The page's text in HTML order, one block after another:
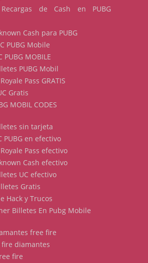
Recargas de Cash en PUBG
Cash para PUBG
PUBG Mobile
PUBG MOBILE
PUBG Mobil
Pass GRATIS
Gratis
MOBIL CODES
sin tarjeta
PUBG en efectivo
Pass efectivo
Cash efectivo
UC efectivo
Gratis
Hack y Trucos
Billetes En Pubg Mobile
free fire
diamantes
fire